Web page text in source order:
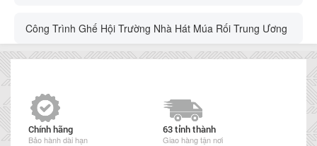
Công Trình Ghế Hội Trường Nhà Hát Múa Rối Trung Ương
Chính hãng
Bảo hành dài hạn
63 tỉnh thành
Giao hàng tận nơi